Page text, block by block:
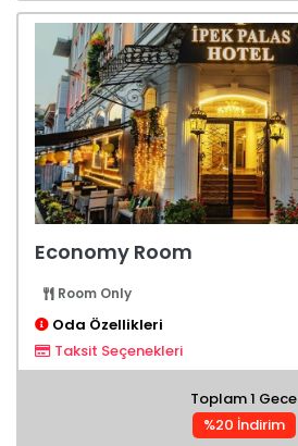
Economy Room
Room Only
Oda Özellikleri
Taksit Seçenekleri
Toplam 1 Gece
%20 İndirim